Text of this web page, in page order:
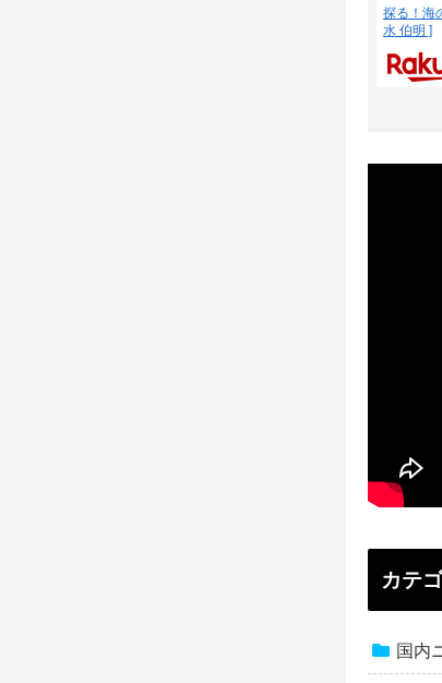
探る！海
水 伯明 ]
カテ
国内